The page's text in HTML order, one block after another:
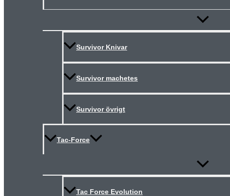
Slå
meny
Survivor Knivar
Survivor machetes
Survivor övrigt
Tac-Force
Slå
meny
Tac Force Evolution